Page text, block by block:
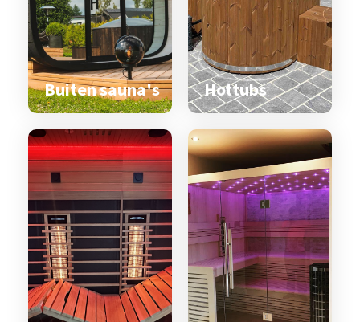
Buiten sauna's Hottubs